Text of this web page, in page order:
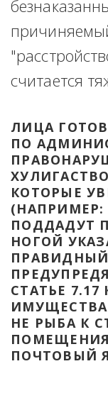
считается
ЛИЦА
ПО
КОТОРЫЕ
ПОДДАДУТ
НОГОЙ
СТАТЬЕ
ИМУЩЕСТВА
НЕ РЫБА К
ПОЧТОВЫЙ